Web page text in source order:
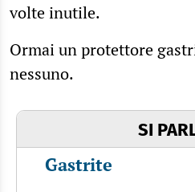
volte inutile.
Ormai un protettore
nessuno.
SI
Gastrite